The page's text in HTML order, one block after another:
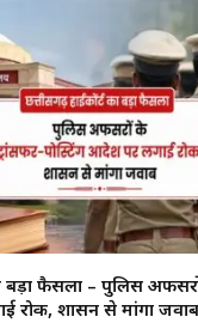
बड़ा फैसला – पुलिस
रोक, शासन से मांगा जवाब